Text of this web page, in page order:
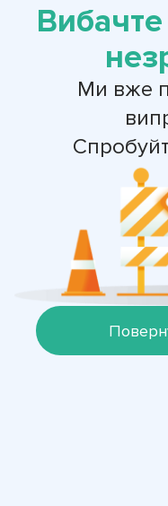
Ми вже